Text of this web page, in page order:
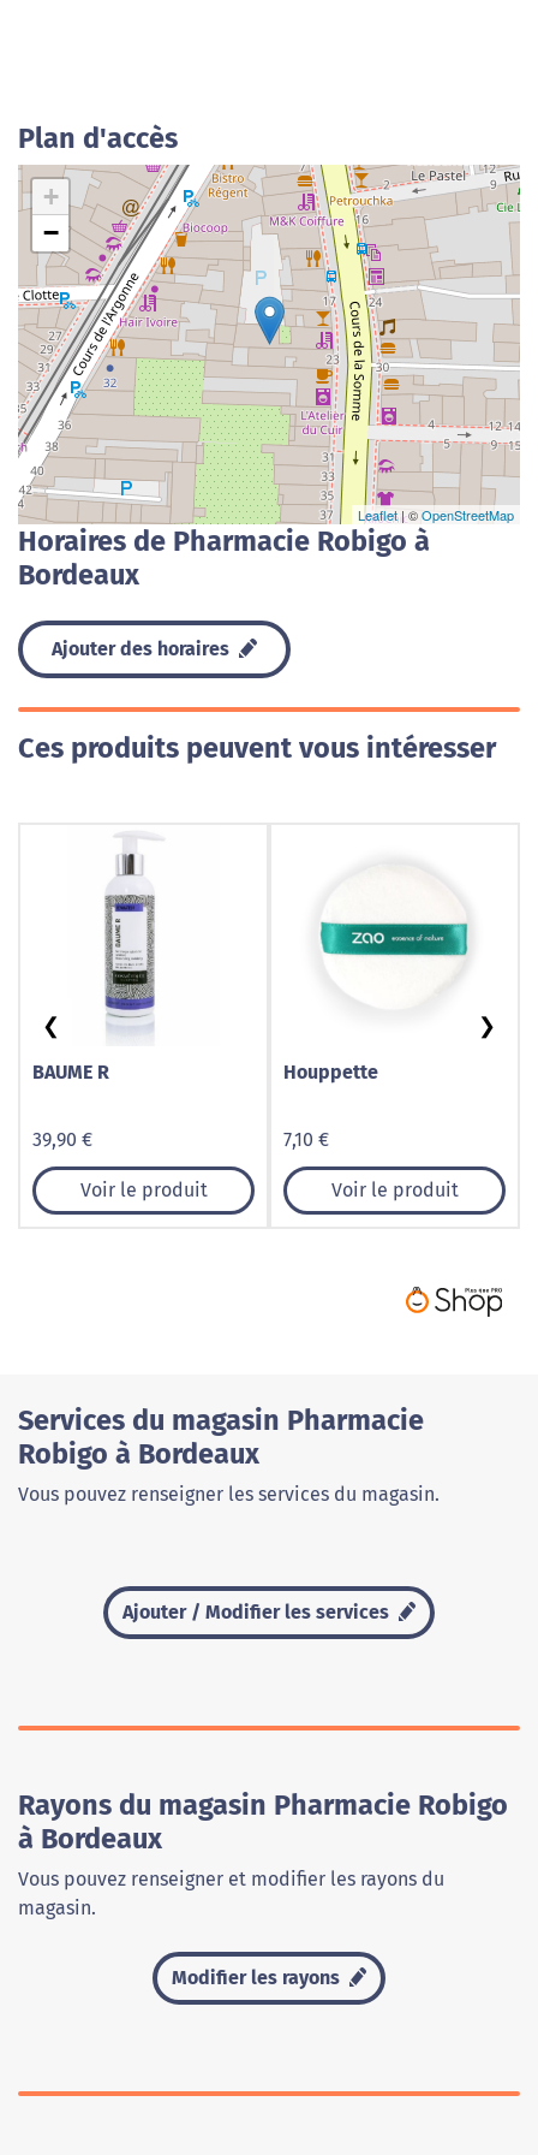
Plan d'accès
+
−
Leaflet| ©OpenStreetMap
Horaires de Pharmacie Robigo à
Bordeaux
Ajouter des horaires
Ces produits peuvent vous intéresser
BAUME R
39,90 €
Voir le produit
Houppette
7,10 €
Voir le produit
❮ ❯
Services du magasin Pharmacie
Robigo à Bordeaux
Vous pouvez renseigner les services du magasin.
Ajouter / Modifier les services
Rayons du magasin Pharmacie Robigo
à Bordeaux
Vous pouvez renseigner et modifier les rayons du
magasin.
Modifier les rayons